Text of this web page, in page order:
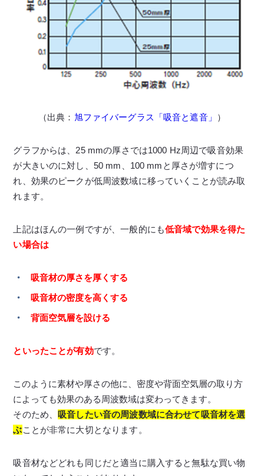
（出典： 旭ファイバーグラス「吸音と遮音」 ）
グラフからは、25 mmの厚さでは1000 Hz周辺で吸音効果
が大きいのに対し、50 mm、100 mmと厚さが増すにつ
れ、効果のピークが低周波数域に移っていくことが読み取
れます。
上記はほんの一例ですが、一般的にも低音域で効果を得た
い場合は
吸音材の厚さを厚くする
吸音材の密度を高くする
背面空気層を設ける
といったことが有効です。
このように素材や厚さの他に、密度や背面空気層の取り方
によっても効果のある周波数域は変わってきます。
そのため、 吸音したい音の周波数域に合わせて吸音材を選
ぶことが非常に大切となります。
吸音材などどれも同じだと適当に購入すると無駄な買い物